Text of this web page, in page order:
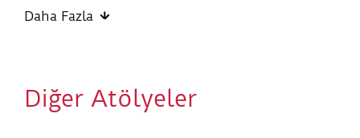
renkler, desenler ve süslemelerle kendi dünyalarını
ise aile bireylerini sözle ifade ederek kişisel bir
hikâye kuracaklardır.
Daha Fazla
Diğer Atölyeler